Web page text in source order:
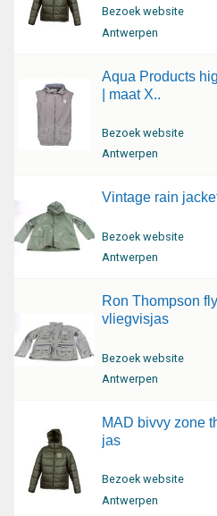
Bezoek website
Antwerpen
Aqua Products
| maat X..
Bezoek website
Antwerpen
Vintage rain
Bezoek website
Antwerpen
Ron Thompson
vliegvisjas
Bezoek website
Antwerpen
MAD bivvy zone
jas
Bezoek website
Antwerpen